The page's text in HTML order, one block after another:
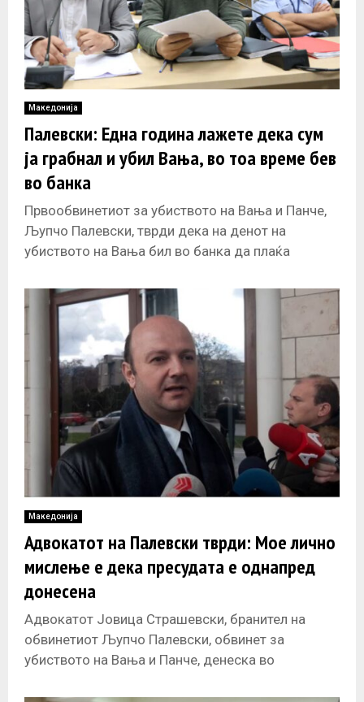
Македонија
Палевски: Една година лажете дека сум
ја грабнал и убил Вања, во тоа време бев
во банка
Првообвинетиот за убиството на Вања и Панче,
Љупчо Палевски, тврди дека на денот на
убиството на Вања бил во банка да плаќа
Македонија
Адвокатот на Палевски тврди: Мое лично
мислење е дека пресудата е однапред
донесена
Адвокатот Јовица Страшевски, бранител на
обвинетиот Љупчо Палевски, обвинет за
убиството на Вања и Панче, денеска во